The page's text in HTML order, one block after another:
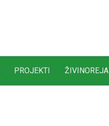
PROJEKTI ŽIVINOREJA